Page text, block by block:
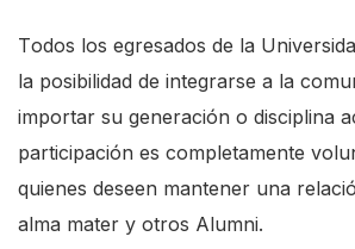
Todos los egresados de la
la posibilidad de integrarse a la
importar su generación o disciplina
participación es completamente
quienes deseen mantener una
alma mater y otros Alumni.